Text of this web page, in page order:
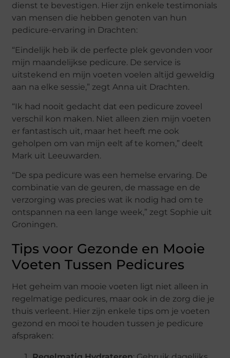
dienst te bevestigen. Hier zijn enkele testimonials
van mensen die hebben genoten van hun
pedicure-ervaring in Drachten:
“Eindelijk heb ik de perfecte plek gevonden voor
mijn maandelijkse pedicure. De service is
uitstekend en mijn voeten voelen altijd geweldig
aan na elke sessie,” zegt Anna uit Drachten.
“Ik had nooit gedacht dat een pedicure zoveel
verschil kon maken. Niet alleen zien mijn voeten
er fantastisch uit, maar het heeft me ook
geholpen om van mijn eelt af te komen,” deelt
Mark uit Leeuwarden.
“De spa pedicure was een hemelse ervaring. De
combinatie van de geuren, de massage en de
verzorging was precies wat ik nodig had om te
ontspannen na een lange week,” zegt Sophie uit
Groningen.
Tips voor Gezonde en Mooie
Voeten Tussen Pedicures
Het geheim van mooie voeten ligt niet alleen in
regelmatige pedicures, maar ook in de zorg die je
thuis verleent. Hier zijn enkele tips om je voeten
gezond en mooi te houden tussen je pedicure
afspraken: